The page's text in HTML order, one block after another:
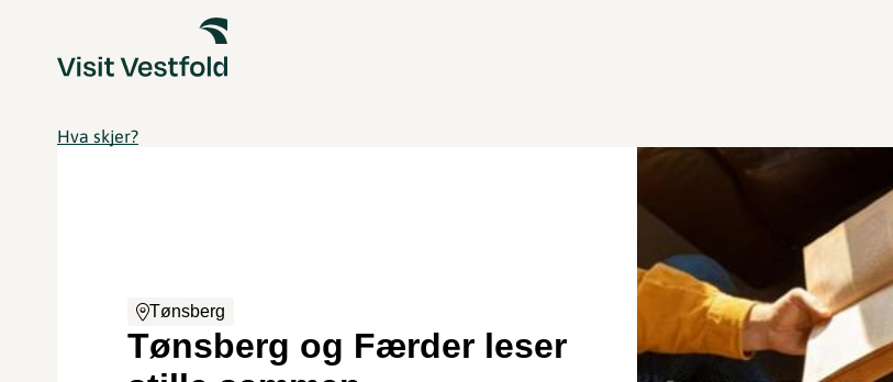
Hva skjer?
Tønsberg
Tønsberg og Færder leser